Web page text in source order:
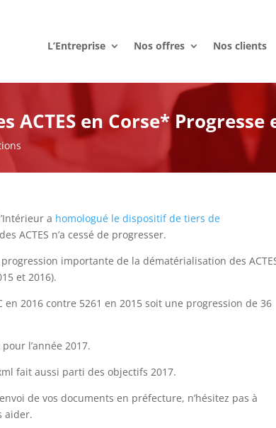
L’Entreprise Nos offres Nos clients
en Corse* Progresse
a homologué le dispositif de tiers de
ACTES n’a cessé de progresser.
importante de la dématérialisation des
et 2016).
2016 contre 5261 en 2015 soit une progression de 36
l’année 2017.
fait aussi parti des objectifs 2017.
de vos documents en préfecture, n’hésitez pas à
aider.